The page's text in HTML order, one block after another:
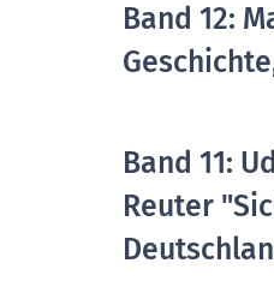
Band 12:
Band 11:
Reuter